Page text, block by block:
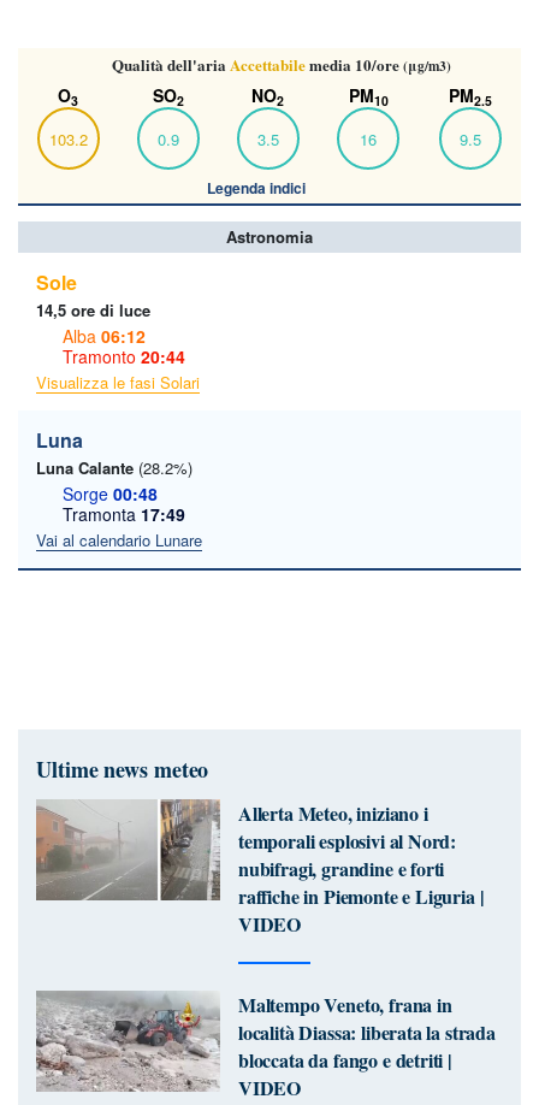
Qualità dell'aria Accettabilemedia 10/ore(μg/m3)
O3
103.2
SO2
0.9
NO2
3.5
PM10
16
PM2.5
9.5
Legenda indici
Astronomia
Sole
14,5 ore di luce
Alba 06:12
Tramonto 20:44
Visualizza le fasi Solari
Luna
Luna Calante (28.2%)
Sorge 00:48
Tramonta 17:49
Vai al calendario Lunare
Ultime news meteo
Allerta Meteo, iniziano i
temporali esplosivi al Nord:
nubifragi, grandine e forti
raffiche in Piemonte e Liguria |
VIDEO
Maltempo Veneto, frana in
località Diassa: liberata la strada
bloccata da fango e detriti |
VIDEO